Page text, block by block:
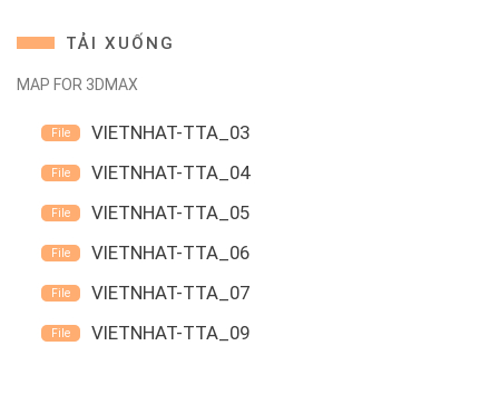
TẢI XUỐNG
MAP FOR 3DMAX
VIETNHAT-TTA_03
VIETNHAT-TTA_04
VIETNHAT-TTA_05
VIETNHAT-TTA_06
VIETNHAT-TTA_07
VIETNHAT-TTA_09